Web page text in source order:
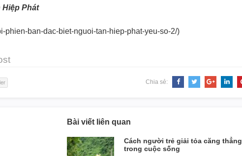
Hiệp Phát
phien-ban-dac-biet-nguoi-tan-hiep-phat-yeu-so-2/)
Chia sẻ:
Bài viết liên quan
Cách người trẻ giải tỏa căng thẳng
trong cuộc sống